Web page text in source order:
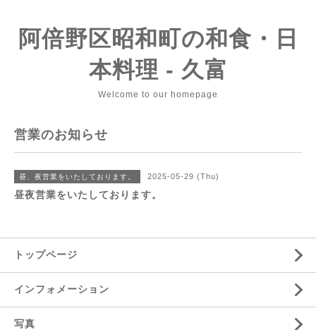
阿倍野区昭和町の和食・日
本料理 - 久富
Welcome to our homepage
営業のお知らせ
昼、夜営業をいたしております。 2025-05-29 (Thu)
昼夜営業をいたしております。
トップページ
インフォメーション
写真